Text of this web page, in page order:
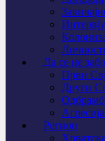
Да се не
Први
Други
Регион
Хрватска